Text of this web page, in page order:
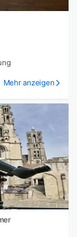
Mehr anzeigen